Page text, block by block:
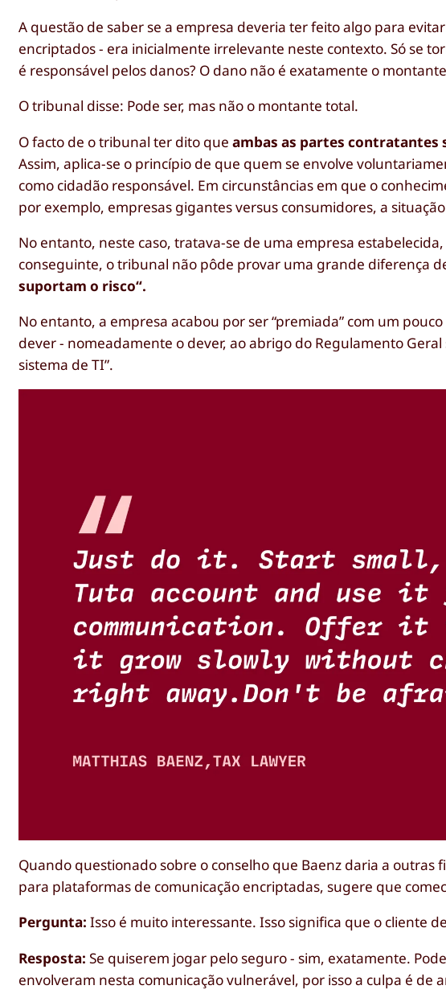
A questão de saber se a empresa deveria ter feito algo para
encriptados - era inicialmente irrelevante neste contexto. Só se
é responsável pelos danos? O dano não é exatamente o
O tribunal disse: Pode ser, mas não o montante total.
O facto de o tribunal ter dito queambas as partes contratantes
Assim, aplica-se o princípio de que quem se envolve
como cidadão responsável. Em circunstâncias em que o
por exemplo, empresas gigantes versus consumidores, a
No entanto, neste caso, tratava-se de uma empresa
conseguinte, o tribunal não pôde provar uma grande diferença
suportam o risco“.
No entanto, a empresa acabou por ser “premiada” com um
dever - nomeadamente o dever, ao abrigo do Regulamento
sistema de TI”.
Quando questionado sobre o conselho que Baenz daria a
para plataformas de comunicação encriptadas, sugere que
Pergunta: Isso é muito interessante. Isso significa que o cliente
Resposta: Se quiserem jogar pelo seguro - sim, exatamente.
envolveram nesta comunicação vulnerável, por isso a culpa é de